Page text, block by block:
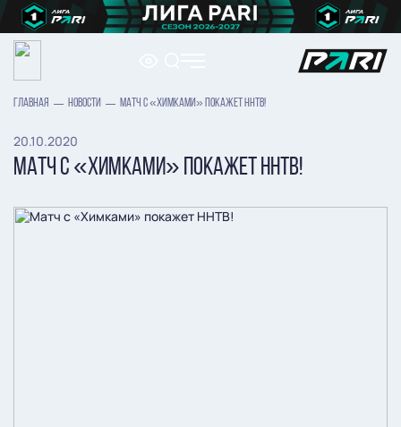
ГЛАВНАЯ НОВОСТИ МАТЧ С «ХИМКАМИ» ПОКАЖЕТ ННТВ!
20.10.2020
МАТЧ С «ХИМКАМИ» ПОКАЖЕТ ННТВ!